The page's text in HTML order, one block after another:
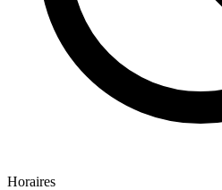
Horaires